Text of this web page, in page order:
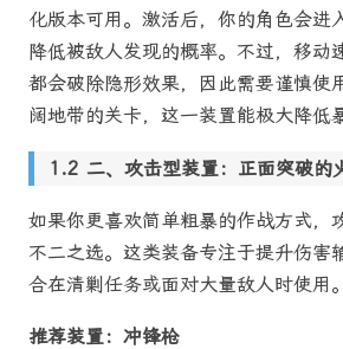
化版本可用。激活后，你的角色会进
降低被敌人发现的概率。不过，移动
都会破除隐形效果，因此需要谨慎使
阔地带的关卡，这一装置能极大降低
二、攻击型装置：正面突破的
如果你更喜欢简单粗暴的作战方式，
不二之选。这类装备专注于提升伤害
合在清剿任务或面对大量敌人时使用。
推荐装置：冲锋枪